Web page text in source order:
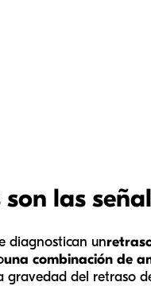
son las
diagnostican un
una combinación de
gravedad del retraso